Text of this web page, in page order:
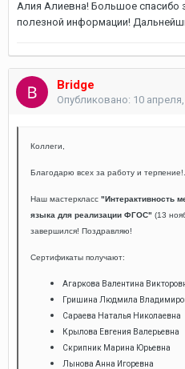
Алия Алиевна! Большое спасибо
полезной информации!
Bridge
Опубликовано: 10
Коллеги,
Благодарю всех за работу и терпение!.
Наш мастеркласс "Интерактивность
языка для реализации ФГОС" (13
завершился! Поздравляю!
Сертификаты получают:
Агаркова Валентина
Гришина Людмила
Сараева Наталья Николаевна
Крылова Евгения Валерьевна
Скрипник Марина Юрьевна
Лынова Анна Игоревна